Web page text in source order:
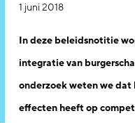
1 juni 2018
In deze beleidsnotitie
integratie van
onderzoek weten we
effecten heeft op